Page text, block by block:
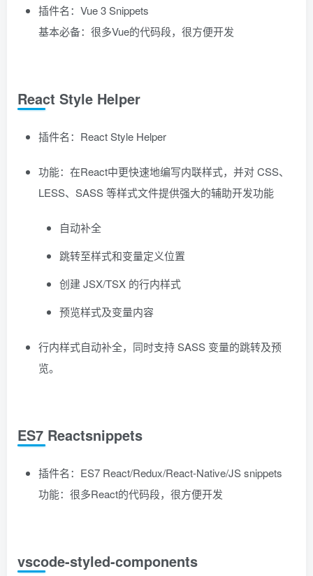
插件名：Vue 3 Snippets
基本必备：很多Vue的代码段，很方便开发
React Style Helper
插件名：React Style Helper
功能：在React中更快速地编写内联样式，并对 CSS、
LESS、SASS 等样式文件提供强大的辅助开发功能
自动补全
跳转至样式和变量定义位置
创建 JSX/TSX 的行内样式
预览样式及变量内容
行内样式自动补全，同时支持 SASS 变量的跳转及预
览。
ES7 Reactsnippets
插件名：ES7 React/Redux/React-Native/JS snippets
功能：很多React的代码段，很方便开发
vscode-styled-components